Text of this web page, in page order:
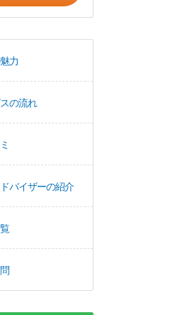
力
の流れ
バイザーの紹介